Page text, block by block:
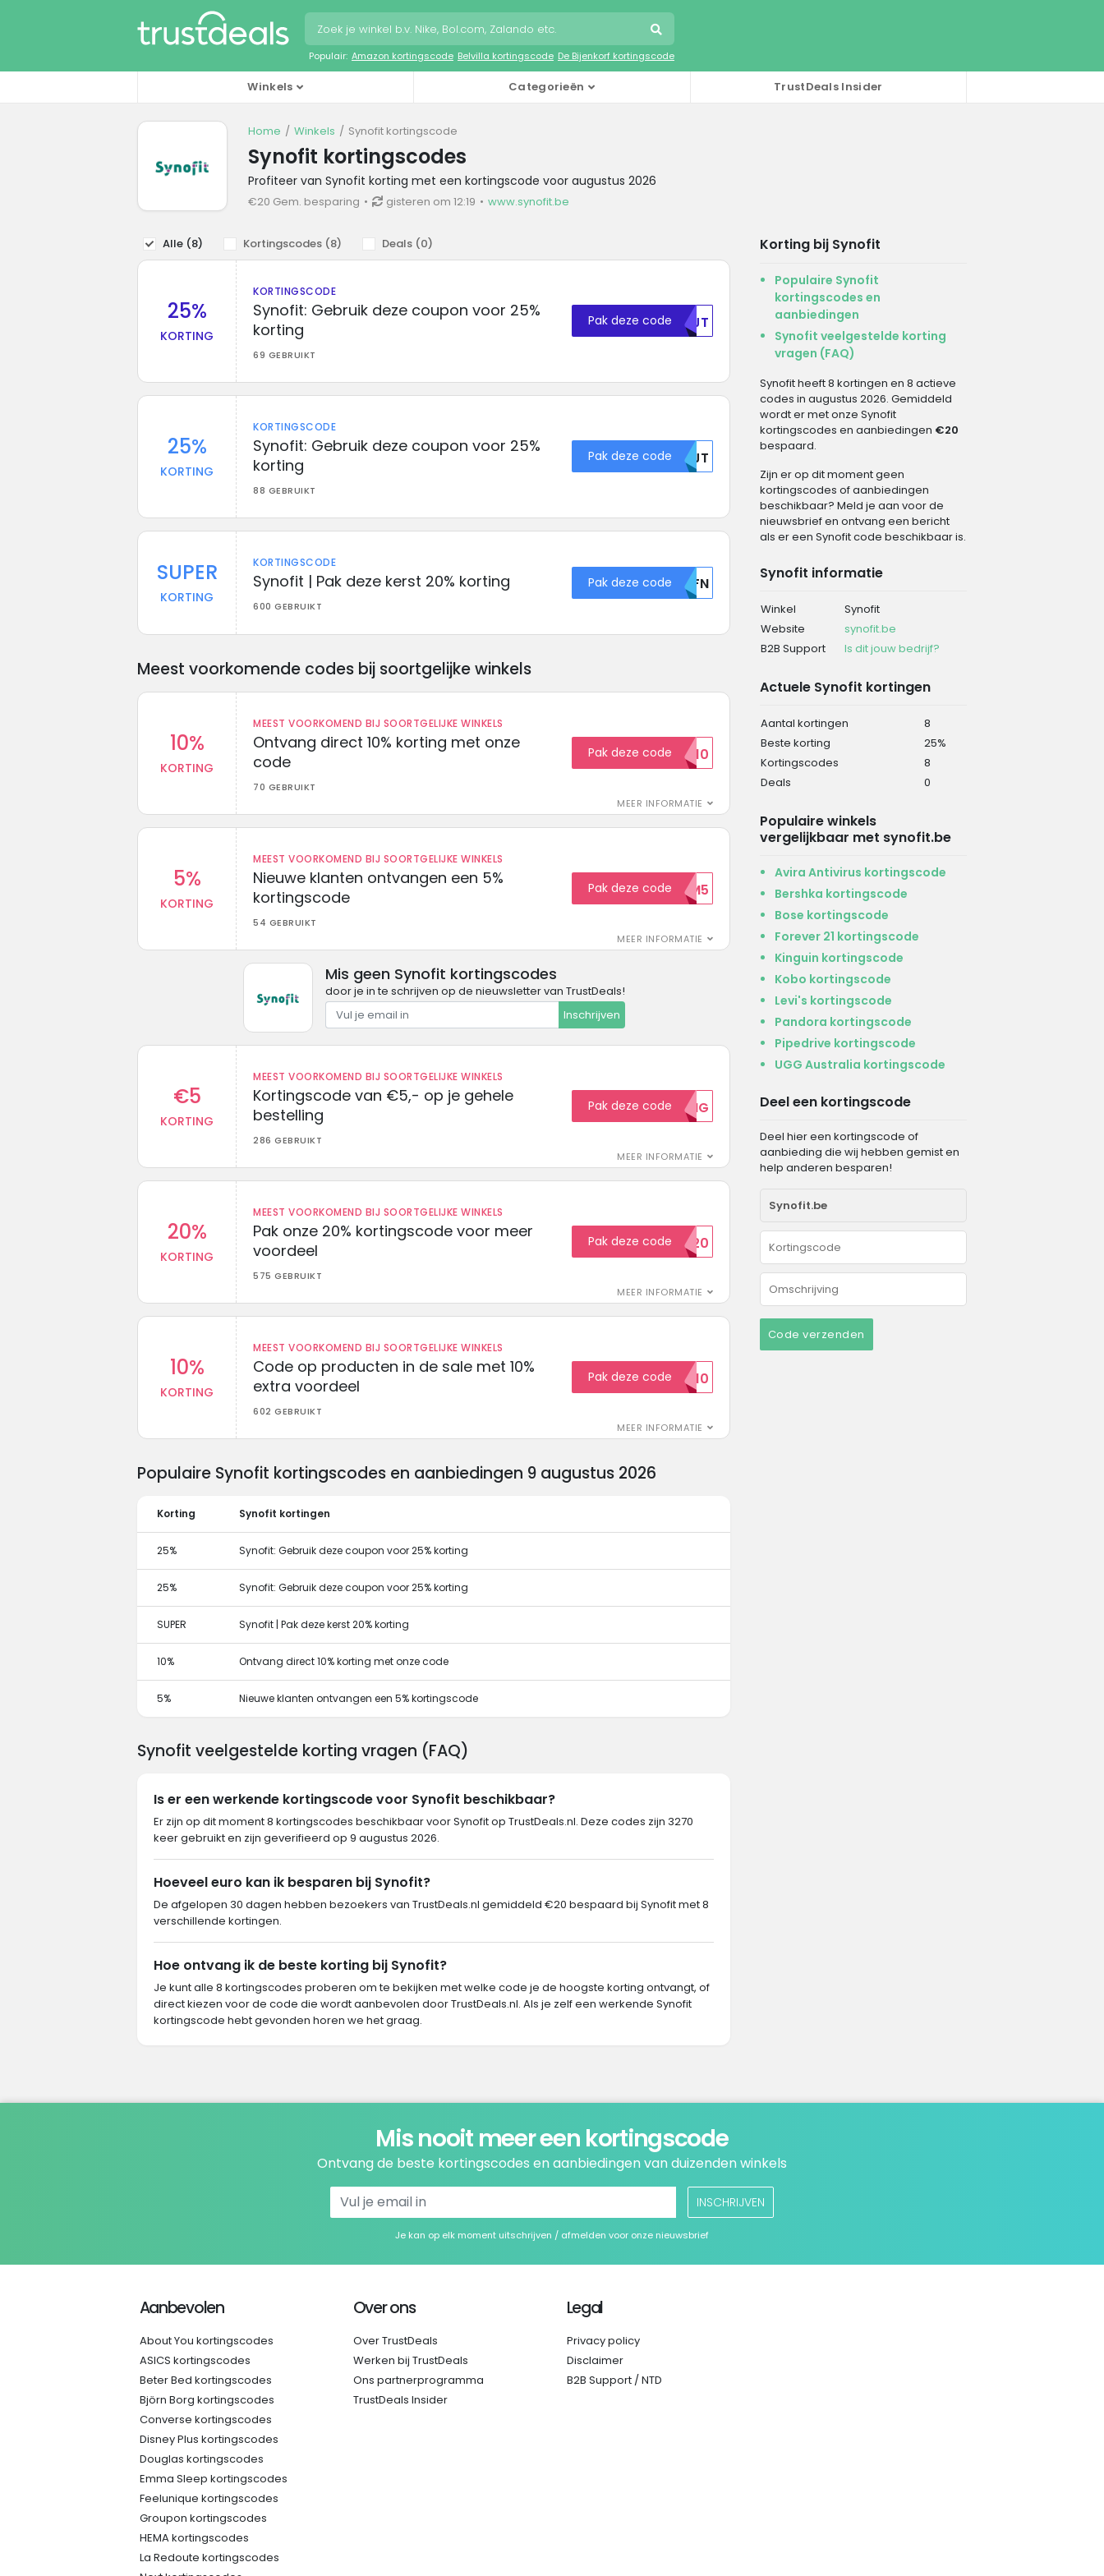
Populair: Amazon kortingscode Belvilla kortingscode De Bijenkorf kortingscode
Winkels Categorieën TrustDeals Insider
Home Winkels Synofit kortingscode
Synofit kortingscodes
Profiteer van Synofit korting met een kortingscode voor augustus 2026
€20 Gem. besparing gisteren om 12:19 www.synofit.be
Alle (8) Kortingscodes (8) Deals (0)
25%
KORTING
KORTINGSCODE
Synofit: Gebruik deze coupon voor 25%
korting
69 GEBRUIKT
Pak deze code NTJT
25%
KORTING
KORTINGSCODE
Synofit: Gebruik deze coupon voor 25%
korting
88 GEBRUIKT
Pak deze code NTJT
SUPER
KORTING
KORTINGSCODE
Synofit | Pak deze kerst 20% korting
600 GEBRUIKT
Pak deze code U0FN
Meest voorkomende codes bij soortgelijke winkels
10%
KORTING
MEEST VOORKOMEND BIJ SOORTGELIJKE WINKELS
Ontvang direct 10% korting met onze
code
70 GEBRUIKT
MEER INFORMATIE
Pak deze codeEXTRA10
5%
KORTING
MEEST VOORKOMEND BIJ SOORTGELIJKE WINKELS
Nieuwe klanten ontvangen een 5%
kortingscode
54 GEBRUIKT
MEER INFORMATIE
Pak deze codeWELKOM5
Mis geen Synofit kortingscodes
door je in te schrijven op de nieuwsletter van TrustDeals!
Inschrijven
€5
KORTING
MEEST VOORKOMEND BIJ SOORTGELIJKE WINKELS
Kortingscode van €5,- op je gehele
bestelling
286 GEBRUIKT
MEER INFORMATIE
Pak deze code5KORTING
20%
KORTING
MEEST VOORKOMEND BIJ SOORTGELIJKE WINKELS
Pak onze 20% kortingscode voor meer
voordeel
575 GEBRUIKT
MEER INFORMATIE
Pak deze codeEXTRA20
10%
KORTING
MEEST VOORKOMEND BIJ SOORTGELIJKE WINKELS
Code op producten in de sale met 10%
extra voordeel
602 GEBRUIKT
MEER INFORMATIE
Pak deze codeSALE10
Korting bij Synofit
Populaire Synofit
kortingscodes en
aanbiedingen
Synofit veelgestelde korting
vragen (FAQ)
Synofit heeft 8 kortingen en 8 actieve
codes in augustus 2026. Gemiddeld
wordt er met onze Synofit
kortingscodes en aanbiedingen €20
bespaard.
Zijn er op dit moment geen
kortingscodes of aanbiedingen
beschikbaar? Meld je aan voor de
nieuwsbrief en ontvang een bericht
als er een Synofit code beschikbaar is.
Synofit informatie
Winkel
Synofit
Website
synofit.be
B2B Support
Is dit jouw bedrijf?
Actuele Synofit kortingen
Aantal kortingen
8
Beste korting
25%
Kortingscodes
8
Deals
0
Populaire winkels
vergelijkbaar met synofit.be
Avira Antivirus kortingscode
Bershka kortingscode
Bose kortingscode
Forever 21 kortingscode
Kinguin kortingscode
Kobo kortingscode
Levi's kortingscode
Pandora kortingscode
Pipedrive kortingscode
UGG Australia kortingscode
Deel een kortingscode
Deel hier een kortingscode of
aanbieding die wij hebben gemist en
help anderen besparen!
Code verzenden
Populaire Synofit kortingscodes en aanbiedingen 9 augustus 2026
Korting Synofit kortingen
25% Synofit: Gebruik deze coupon voor 25% korting
25% Synofit: Gebruik deze coupon voor 25% korting
SUPER Synofit | Pak deze kerst 20% korting
10% Ontvang direct 10% korting met onze code
5% Nieuwe klanten ontvangen een 5% kortingscode
Synofit veelgestelde korting vragen (FAQ)
Is er een werkende kortingscode voor Synofit beschikbaar?
Er zijn op dit moment 8 kortingscodes beschikbaar voor Synofit op TrustDeals.nl. Deze codes zijn 3270
keer gebruikt en zijn geverifieerd op 9 augustus 2026.
Hoeveel euro kan ik besparen bij Synofit?
De afgelopen 30 dagen hebben bezoekers van TrustDeals.nl gemiddeld €20 bespaard bij Synofit met 8
verschillende kortingen.
Hoe ontvang ik de beste korting bij Synofit?
Je kunt alle 8 kortingscodes proberen om te bekijken met welke code je de hoogste korting ontvangt, of
direct kiezen voor de code die wordt aanbevolen door TrustDeals.nl. Als je zelf een werkende Synofit
kortingscode hebt gevonden horen we het graag.
Mis nooit meer een kortingscode
Ontvang de beste kortingscodes en aanbiedingen van duizenden winkels
INSCHRIJVEN
Je kan op elk moment uitschrijven / afmelden voor onze nieuwsbrief
Aanbevolen
About You kortingscodes
ASICS kortingscodes
Beter Bed kortingscodes
Björn Borg kortingscodes
Converse kortingscodes
Disney Plus kortingscodes
Douglas kortingscodes
Emma Sleep kortingscodes
Feelunique kortingscodes
Groupon kortingscodes
HEMA kortingscodes
La Redoute kortingscodes
Over ons
Over TrustDeals
Werken bij TrustDeals
Ons partnerprogramma
TrustDeals Insider
Legal
Privacy policy
Disclaimer
B2B Support / NTD